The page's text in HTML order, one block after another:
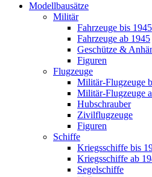
Modellbausätze
Militär
Fahrzeuge bis 1945
Fahrzeuge ab 1945
Geschütze &
Figuren
Flugzeuge
Militär-Flugzeuge
Militär-Flugzeuge
Hubschrauber
Zivilflugzeuge
Figuren
Schiffe
Kriegsschiffe bis
Kriegsschiffe ab
Segelschiffe